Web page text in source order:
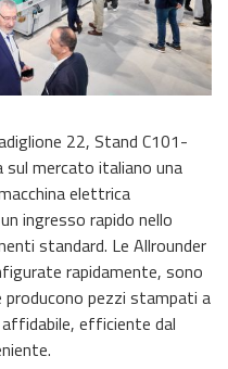
22, Stand C101-
mercato italiano una
elettrica
ingresso rapido nello
standard. Le Allrounder
rapidamente, sono
producono pezzi stampati a
efficiente dal